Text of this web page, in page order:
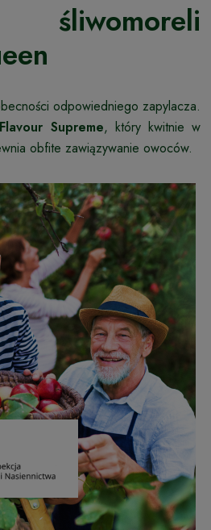
śliwomoreli
odpowiedniego zapylacza.
Flavour Supreme, który kwitnie w
obfite zawiązywanie owoców.